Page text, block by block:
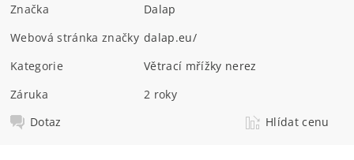
Značka
Dalap
Webová stránka značky dalap.eu/
Kategorie
Větrací mřížky nerez
Záruka
2 roky
Dotaz
Hlídat cenu